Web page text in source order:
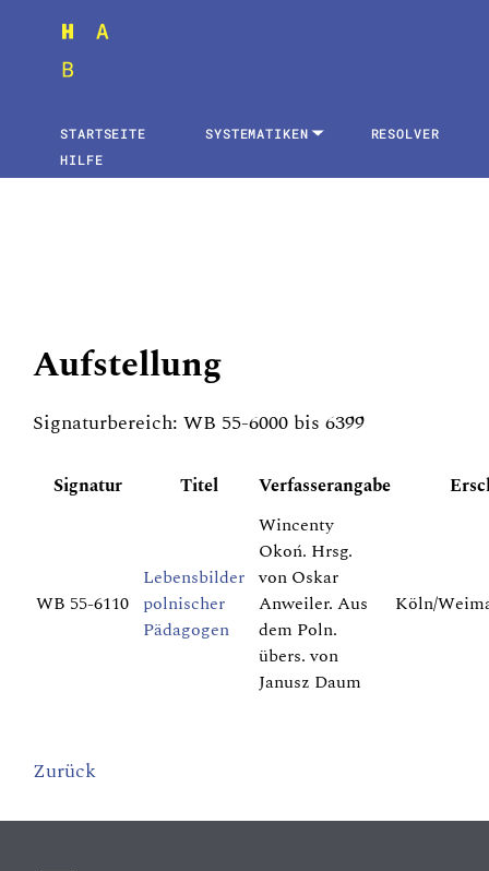
STARTSEITE SYSTEMATIKEN
RESOLVER
HILFE
Aufstellung
Signaturbereich: WB 55-6000 bis 6399
Signatur Titel Verfasserangabe
WB 55-6110
Lebensbilder
polnischer
Pädagogen
Wincenty
Okoń. Hrsg.
von Oskar
Anweiler. Aus
dem Poln.
übers. von
Janusz Daum
Köln/
Zurück